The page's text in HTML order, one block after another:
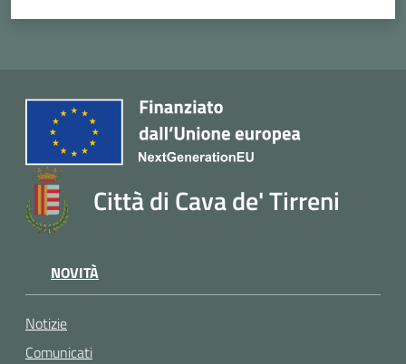
Città di Cava de' Tirreni
NOVITÀ
Notizie
Comunicati